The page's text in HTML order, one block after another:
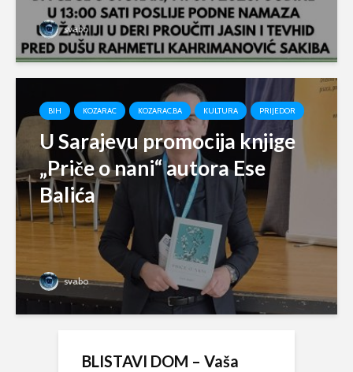
svabo
BIH KOZARAC KOZARAC.BA KULTURA PRIJEDOR
U Sarajevu promocija knjige
„Priče o nani“ autora Ese
Balića
svabo
BLISTAVI DOM – Vaša